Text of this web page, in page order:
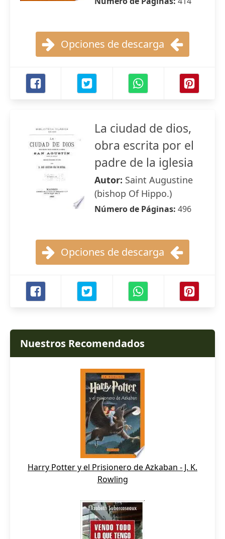
Opciones de descarga
La ciudad de dios,
obra escrita por el
padre de la iglesia
Autor: Saint Augustine
(bishop Of Hippo.)
Número de Páginas: 496
Opciones de descarga
Nuestros Recomendados
Harry Potter y el Prisionero de Azkaban - J. K.
Rowling